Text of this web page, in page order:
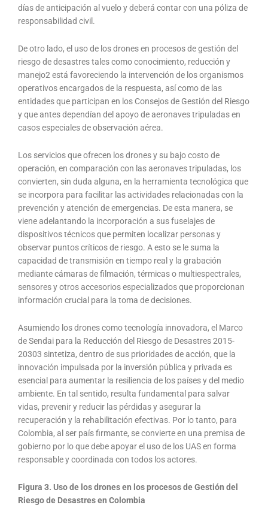
días de anticipación al vuelo y deberá contar con una póliza de
responsabilidad civil.
De otro lado, el uso de los drones en procesos de gestión del
riesgo de desastres tales como conocimiento, reducción y
manejo2 está favoreciendo la intervención de los organismos
operativos encargados de la respuesta, así como de las
entidades que participan en los Consejos de Gestión del Riesgo
y que antes dependían del apoyo de aeronaves tripuladas en
casos especiales de observación aérea.
Los servicios que ofrecen los drones y su bajo costo de
operación, en comparación con las aeronaves tripuladas, los
convierten, sin duda alguna, en la herramienta tecnológica que
se incorpora para facilitar las actividades relacionadas con la
prevención y atención de emergencias. De esta manera, se
viene adelantando la incorporación a sus fuselajes de
dispositivos técnicos que permiten localizar personas y
observar puntos críticos de riesgo. A esto se le suma la
capacidad de transmisión en tiempo real y la grabación
mediante cámaras de filmación, térmicas o multiespectrales,
sensores y otros accesorios especializados que proporcionan
información crucial para la toma de decisiones.
Asumiendo los drones como tecnología innovadora, el Marco
de Sendai para la Reducción del Riesgo de Desastres 2015-
20303 sintetiza, dentro de sus prioridades de acción, que la
innovación impulsada por la inversión pública y privada es
esencial para aumentar la resiliencia de los países y del medio
ambiente. En tal sentido, resulta fundamental para salvar
vidas, prevenir y reducir las pérdidas y asegurar la
recuperación y la rehabilitación efectivas. Por lo tanto, para
Colombia, al ser país firmante, se convierte en una premisa de
gobierno por lo que debe apoyar el uso de los UAS en forma
responsable y coordinada con todos los actores.
Figura 3. Uso de los drones en los procesos de Gestión del
Riesgo de Desastres en Colombia